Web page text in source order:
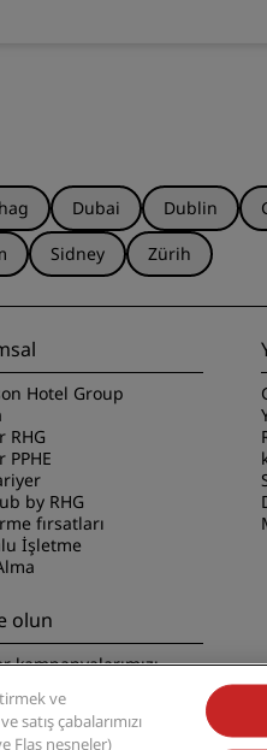
Dubai Dublin
Sidney Zürih
Hotel Group
RHG
PPHE
by RHG
fırsatları
İşletme
olun
kampanyalarımızı
ve
satış çabalarımızı
Flaş nesneler)